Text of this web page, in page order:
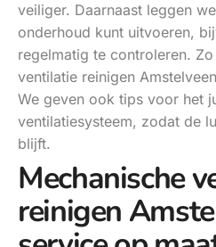
veiliger. Daarnaast leggen
onderhoud kunt uitvoeren,
regelmatig te controleren.
ventilatie reinigen
We geven ook tips voor het
ventilatiesysteem, zodat de
blijft.
Mechanische
reinigen